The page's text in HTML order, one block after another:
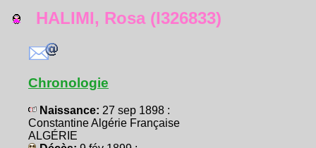
HALIMI, Rosa (I326833)
Chronologie
Naissance: 27 sep 1898 :
Constantine Algérie Française
ALGÉRIE